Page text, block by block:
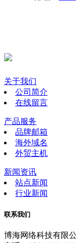
关于我们
公司简介
在线留言
产品服务
品牌邮箱
海外域名
外贸主机
新闻资讯
站点新闻
行业新闻
联系我们
博海网络科技有限